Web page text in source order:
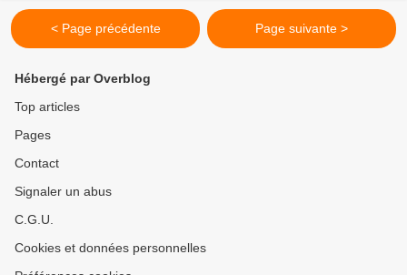
< Page précédente Page suivante >
Hébergé par Overblog
Top articles
Pages
Contact
Signaler un abus
C.G.U.
Cookies et données personnelles